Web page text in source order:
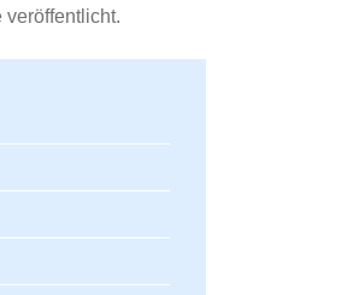
veröffentlicht.